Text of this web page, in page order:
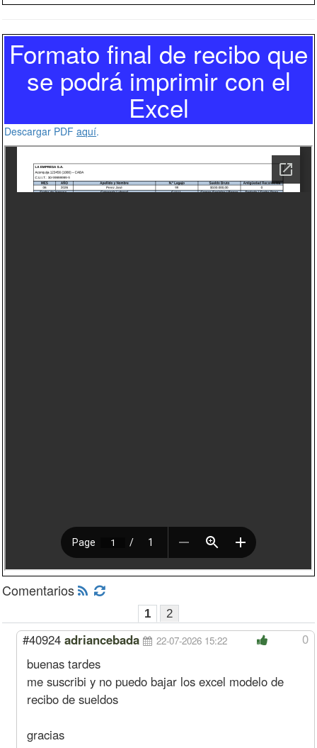
Formato final de recibo que
se podrá imprimir con el
Excel
Descargar PDFaquí.
Comentarios
1 2
0
#40924 adriancebada 22-07-2026 15:22
buenas tardes
me suscribi y no puedo bajar los excel modelo de
recibo de sueldos
gracias